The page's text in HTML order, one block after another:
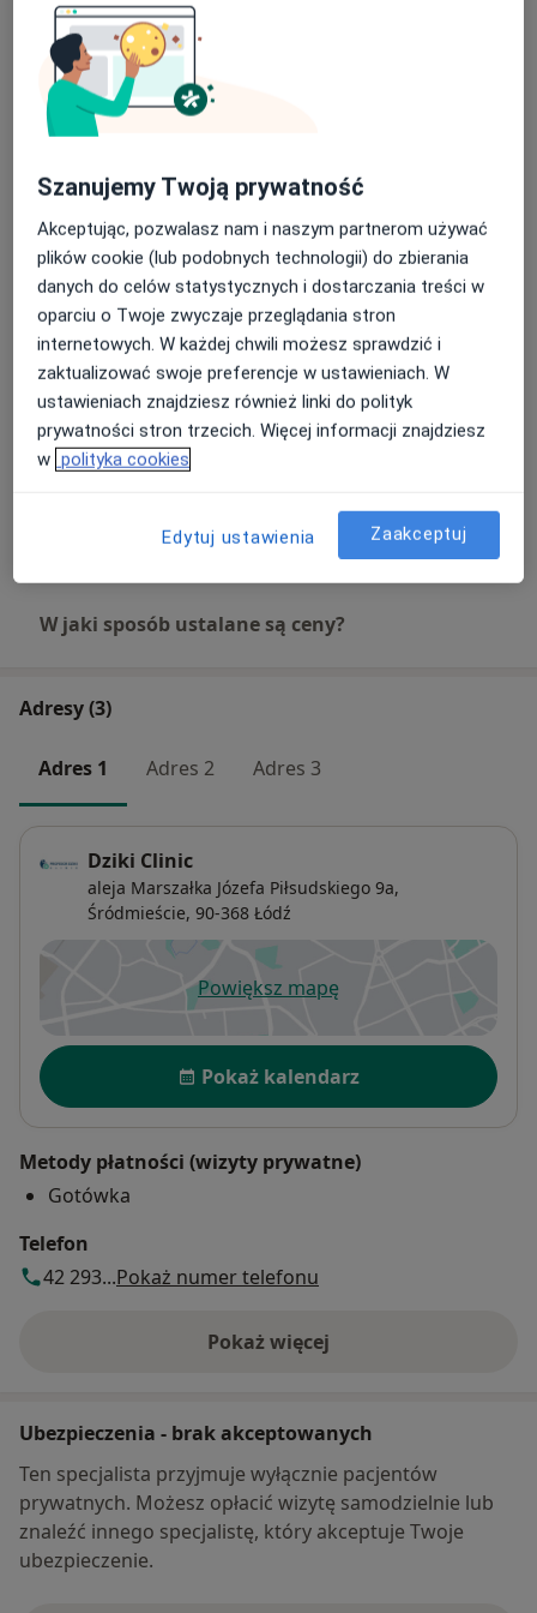
kończyste okolicy anorektalnej i innych chorób
proktologicznych. Przeprowadzam małoinwazyjne
zabiegi laserowego usuwania hemoroidów (LHP),
zatok włosowych (SiLaC) oraz przetok
szkoleniach zagranicznych między innymi w AMRI
Hospital Kolkata- Indie oraz St Elisabeth Hospital w
Bochum). Wykonuję ambulatoryjnie zabiegi
skleroterapii oraz opaskowania (gumkowania) w
chorobie hemoroidalnej. Zajmuję się także leczeniem
chirurgicznym zmian skórnych, znamion, guzów skóry
oraz leczeniem ran (w tym przewlekłych i trudno
gojących się).
Wykonuję badania ultrasonograficzne kanału odbytu i
odbytnicy (USG transrektalne – TRUS).
Usługi i ceny
Rektoskopia
350 zł Szczegóły
Od 250 zł Szczegóły
Badanie histopatologiczne
200 zł Szczegóły
Konsultacja chirurgiczna + kwalifikacja do drobnego
zabiegu
250 zł Szczegóły
Laserowe usuwanie brodawek wirusowych
W jaki sposób ustalane są ceny?
Adresy (3)
Adres 1 Adres 2 Adres 3
Dziki Clinic
aleja Marszałka Józefa Piłsudskiego 9a,
Śródmieście, 90-368 Łódź
Powiększ mapęotwiera się w nowej karcie
Dostępność
Pokaż kalendarz
Metody płatności (wizyty prywatne)
Gotówka
Telefon
42 293...Pokaż numer telefonu
Pokaż więcej
o adresie
Ubezpieczenia - brak akceptowanych
Ten specjalista przyjmuje wyłącznie pacjentów
prywatnych. Możesz opłacić wizytę samodzielnie lub
znaleźć innego specjalistę, który akceptuje Twoje
ubezpieczenie.
Szanujemy Twoją prywatność
Akceptując, pozwalasz nam i naszym partnerom używać
plików cookie (lub podobnych technologii) do zbierania
danych do celów statystycznych i dostarczania treści w
oparciu o Twoje zwyczaje przeglądania stron
internetowych. W każdej chwili możesz sprawdzić i
zaktualizować swoje preferencje w ustawieniach. W
ustawieniach znajdziesz również linki do polityk
prywatności stron trzecich. Więcej informacji znajdziesz
w polityka cookies
Edytuj ustawienia Zaakceptuj